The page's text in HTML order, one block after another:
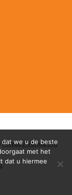
Privacy Verklaring
.
dat we u de beste
met het
dat u hiermee